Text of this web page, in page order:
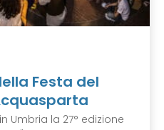
Festa del
Umbria la 27° edizione